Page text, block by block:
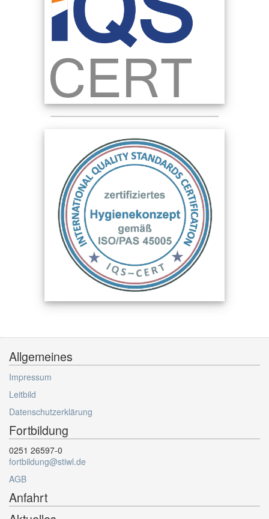
Allgemeines
Impressum
Leitbild
Datenschutzerklärung
Fortbildung
0251 26597-0
fortbildung@stiwl.de
AGB
Anfahrt